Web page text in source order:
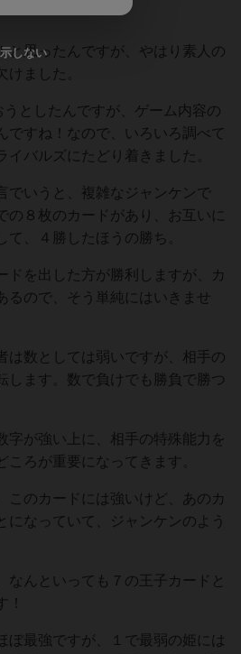
と思ったんですが、やはり素人の
けました。
としたんですが、ゲーム内容の
ですね！なので、いろいろ調べて
イバルズにたどり着きました。
でいうと、複雑なジャンケンで
の８枚のカードがあり、お互いに
て、４勝したほうの勝ち。
ドを出した方が勝利しますが、カ
るので、そう単純にはいきませ
は数としては弱いですが、相手の
します。数で負けでも勝負で勝つ
字が強い上に、相手の特殊能力を
ころが重要になってきます。
このカードには強いけど、あのカ
になっていて、ジャンケンのよう
なんといっても７の王子カードと
！
ぼ最強ですが、１で最弱の姫には
しない